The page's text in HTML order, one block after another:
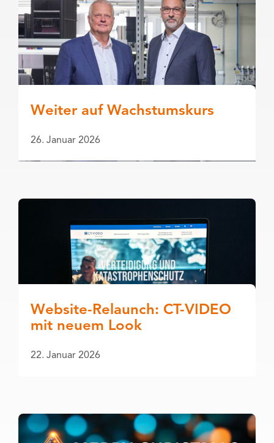
Weiter auf Wachstumskurs
26. Januar 2026
Website-Relaunch: CT-VIDEO
mit neuem Look
22. Januar 2026